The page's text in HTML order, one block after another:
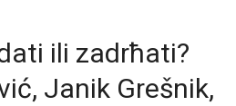
ili zadrћati?
Janik Grešnik,